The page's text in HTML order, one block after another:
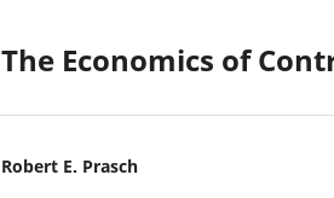
The Economics of
Robert E. Prasch